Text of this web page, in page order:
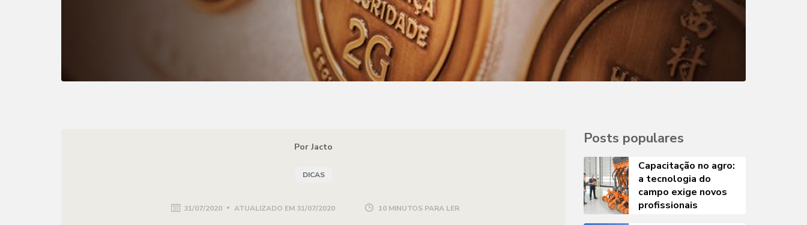
Por Jacto
DICAS
31/07/2020 ATUALIZADO EM 31/07/2020 10 MINUTOS PARA LER
Posts populares
Capacitação no agro:
a tecnologia do
campo exige novos
profissionais